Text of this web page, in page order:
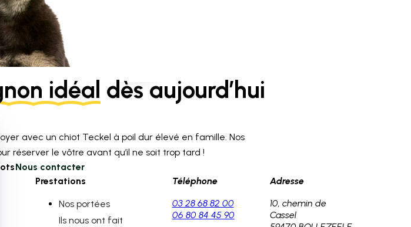
idéal dès aujourd’hui
avec un chiot Teckel à poil dur élevé en famille. Nos
réserver le vôtre avant qu’il ne soit trop tard !
Nous contacter
Prestations
Nos portées
Ils nous ont fait
Téléphone
03 28 68 82 00
06 80 84 45 90
Adresse
10, chemin de
Cassel